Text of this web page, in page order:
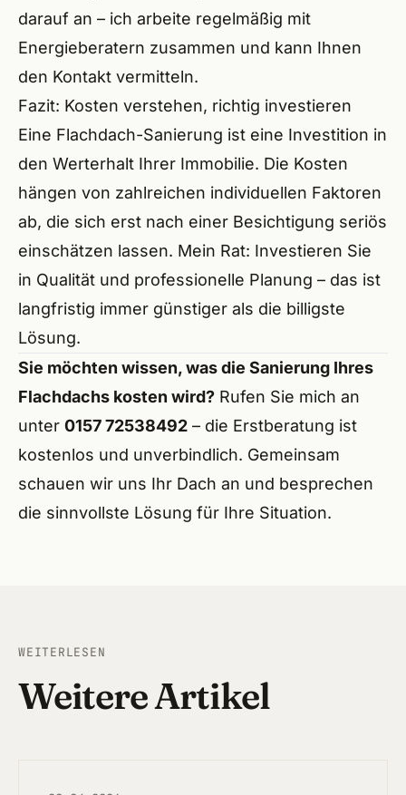
darauf an – ich arbeite regelmäßig mit
Energieberatern zusammen und kann Ihnen
den Kontakt vermitteln.
Fazit: Kosten verstehen, richtig investieren
Eine Flachdach-Sanierung ist eine Investition in
den Werterhalt Ihrer Immobilie. Die Kosten
hängen von zahlreichen individuellen Faktoren
ab, die sich erst nach einer Besichtigung seriös
einschätzen lassen. Mein Rat: Investieren Sie
in Qualität und professionelle Planung – das ist
langfristig immer günstiger als die billigste
Lösung.
Sie möchten wissen, was die Sanierung Ihres
Flachdachs kosten wird? Rufen Sie mich an
unter 0157 72538492 – die Erstberatung ist
kostenlos und unverbindlich. Gemeinsam
schauen wir uns Ihr Dach an und besprechen
die sinnvollste Lösung für Ihre Situation.
WEITERLESEN
Weitere Artikel